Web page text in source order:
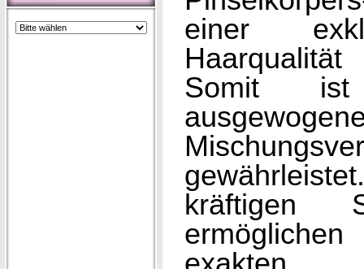
einer
Somit
kräftigen